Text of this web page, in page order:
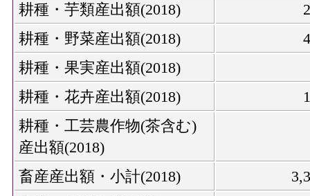
耕種・芋類産出額(2018)
耕種・野菜産出額(2018)
耕種・果実産出額(2018)
耕種・花卉産出額(2018)
耕種・工芸農作物(茶含む)
産出額(2018)
畜産産出額・小計(2018)